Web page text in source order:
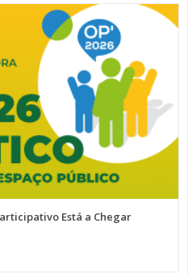
Está a Chegar